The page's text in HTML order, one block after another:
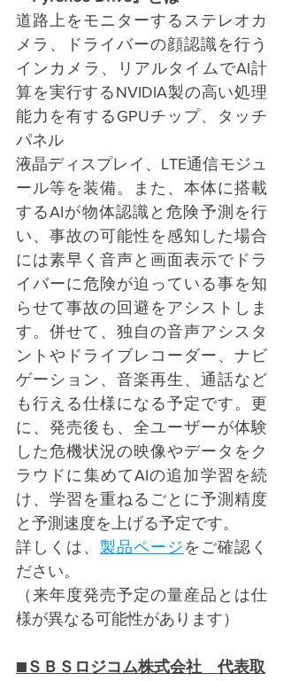
道路上をモニターするステレオカ
メラ、ドライバーの顔認識を行う
インカメラ、リアルタイムでAI計
算を実行するNVIDIA製の高い処理
能力を有するGPUチップ、タッチ
パネル
液晶ディスプレイ、LTE通信モジュ
ール等を装備。また、本体に搭載
するAIが物体認識と危険予測を行
い、事故の可能性を感知した場合
には素早く音声と画面表示でドラ
イバーに危険が迫っている事を知
らせて事故の回避をアシストしま
す。併せて、独自の音声アシスタ
ントやドライブレコーダー、ナビ
ゲーション、音楽再生、通話など
も行える仕様になる予定です。更
に、発売後も、全ユーザーが体験
した危機状況の映像やデータをク
ラウドに集めてAIの追加学習を続
け、学習を重ねるごとに予測精度
と予測速度を上げる予定です。
詳しくは、 製品ページ をご確認く
ださい。
（来年度発売予定の量産品とは仕
様が異なる可能性があります）
■ＳＢＳロジコム株式会社　代表取